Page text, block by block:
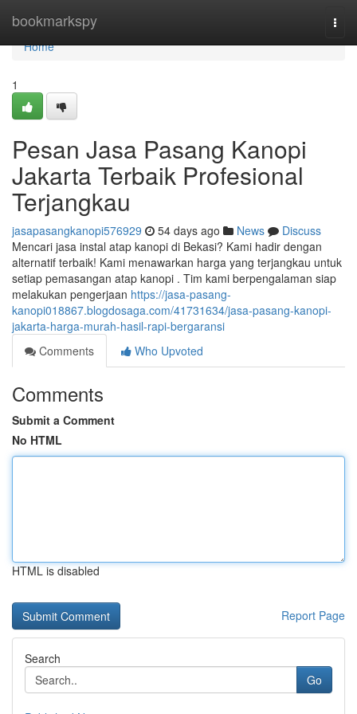
bookmarkspy
Home
Home
1
Pesan Jasa Pasang Kanopi
Jakarta Terbaik Profesional
Terjangkau
jasapasangkanopi576929 54 days ago News
Discuss
Mencari jasa instal atap kanopi di Bekasi? Kami hadir dengan
alternatif terbaik! Kami menawarkan harga yang terjangkau untuk
setiap pemasangan atap kanopi . Tim kami berpengalaman siap
melakukan pengerjaan https://jasa-pasang-
kanopi018867.blogdosaga.com/41731634/jasa-pasang-kanopi-
jakarta-harga-murah-hasil-rapi-bergaransi
Comments
Who Upvoted
Comments
Submit a Comment
No HTML
HTML is disabled
Report Page
Search
Go